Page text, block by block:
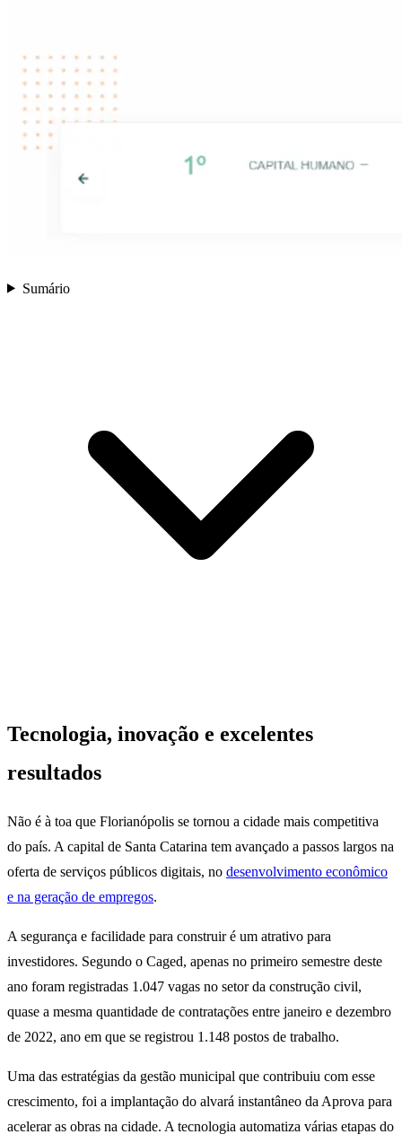
Sumário
Tecnologia, inovação e excelentes
resultados
Não é à toa que Florianópolis se tornou a cidade mais competitiva
do país. A capital de Santa Catarina tem avançado a passos largos na
oferta de serviços públicos digitais, no desenvolvimento econômico
e na geração de empregos.
A segurança e facilidade para construir é um atrativo para
investidores. Segundo o Caged, apenas no primeiro semestre deste
ano foram registradas 1.047 vagas no setor da construção civil,
quase a mesma quantidade de contratações entre janeiro e dezembro
de 2022, ano em que se registrou 1.148 postos de trabalho.
Uma das estratégias da gestão municipal que contribuiu com esse
crescimento, foi a implantação do alvará instantâneo da Aprova para
acelerar as obras na cidade. A tecnologia automatiza várias etapas do